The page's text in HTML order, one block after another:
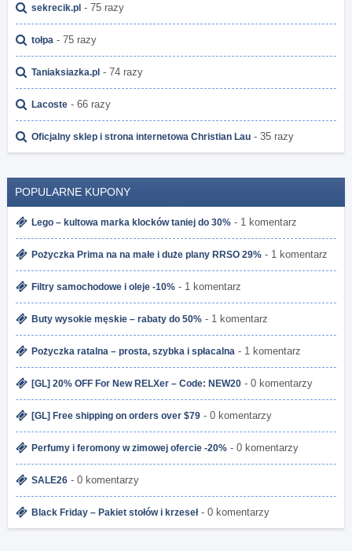
sekrecik.pl - 75 razy
tołpa - 75 razy
Taniaksiazka.pl - 74 razy
Lacoste - 66 razy
Oficjalny sklep i strona internetowa Christian Lau - 35 razy
POPULARNE KUPONY
Lego – kultowa marka klocków taniej do 30% - 1 komentarz
Pożyczka Prima na na małe i duże plany RRSO 29% - 1 komentarz
Filtry samochodowe i oleje -10% - 1 komentarz
Buty wysokie męskie – rabaty do 50% - 1 komentarz
Pożyczka ratalna – prosta, szybka i spłacalna - 1 komentarz
[GL] 20% OFF For New RELXer – Code: NEW20 - 0 komentarzy
[GL] Free shipping on orders over $79 - 0 komentarzy
Perfumy i feromony w zimowej ofercie -20% - 0 komentarzy
SALE26 - 0 komentarzy
Black Friday – Pakiet stołów i krzeseł- 0 komentarzy